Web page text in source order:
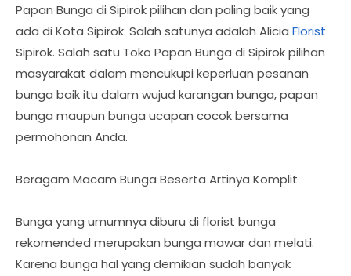
Papan Bunga di Sipirok pilihan dan paling baik yang
ada di Kota Sipirok. Salah satunya adalah Alicia Florist
Sipirok. Salah satu Toko Papan Bunga di Sipirok pilihan
masyarakat dalam mencukupi keperluan pesanan
bunga baik itu dalam wujud karangan bunga, papan
bunga maupun bunga ucapan cocok bersama
permohonan Anda.
Beragam Macam Bunga Beserta Artinya Komplit
Bunga yang umumnya diburu di florist bunga
rekomended merupakan bunga mawar dan melati.
Karena bunga hal yang demikian sudah banyak